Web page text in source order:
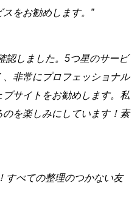
をお勧めします。”
認しました。5つ星のサービ
非常にプロフェッショナル
サイトをお勧めします。私
を楽しみにしています！素
すべての整理のつかない友